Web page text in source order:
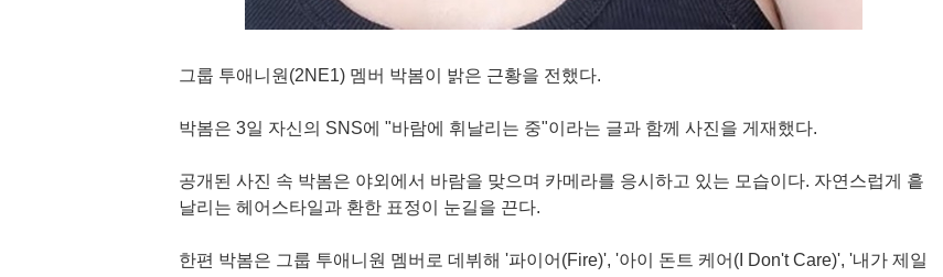
그룹 투애니원(2NE1) 멤버 박봄이 밝은 근황을 전했다.
박봄은 3일 자신의 SNS에 "바람에 휘날리는 중"이라는 글과 함께 사진을 게재했다.
공개된 사진 속 박봄은 야외에서 바람을 맞으며 카메라를 응시하고 있는 모습이다. 자연스럽게 흩
날리는 헤어스타일과 환한 표정이 눈길을 끈다.
한편 박봄은 그룹 투애니원 멤버로 데뷔해 '파이어(Fire)', '아이 돈트 케어(I Don't Care)', '내가 제일